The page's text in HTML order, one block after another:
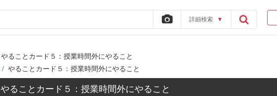
詳細検索 ▼
やることカード５：授業時間外にやること
やることカード５：授業時間外にやること
ることカード５：授業時間外にやること